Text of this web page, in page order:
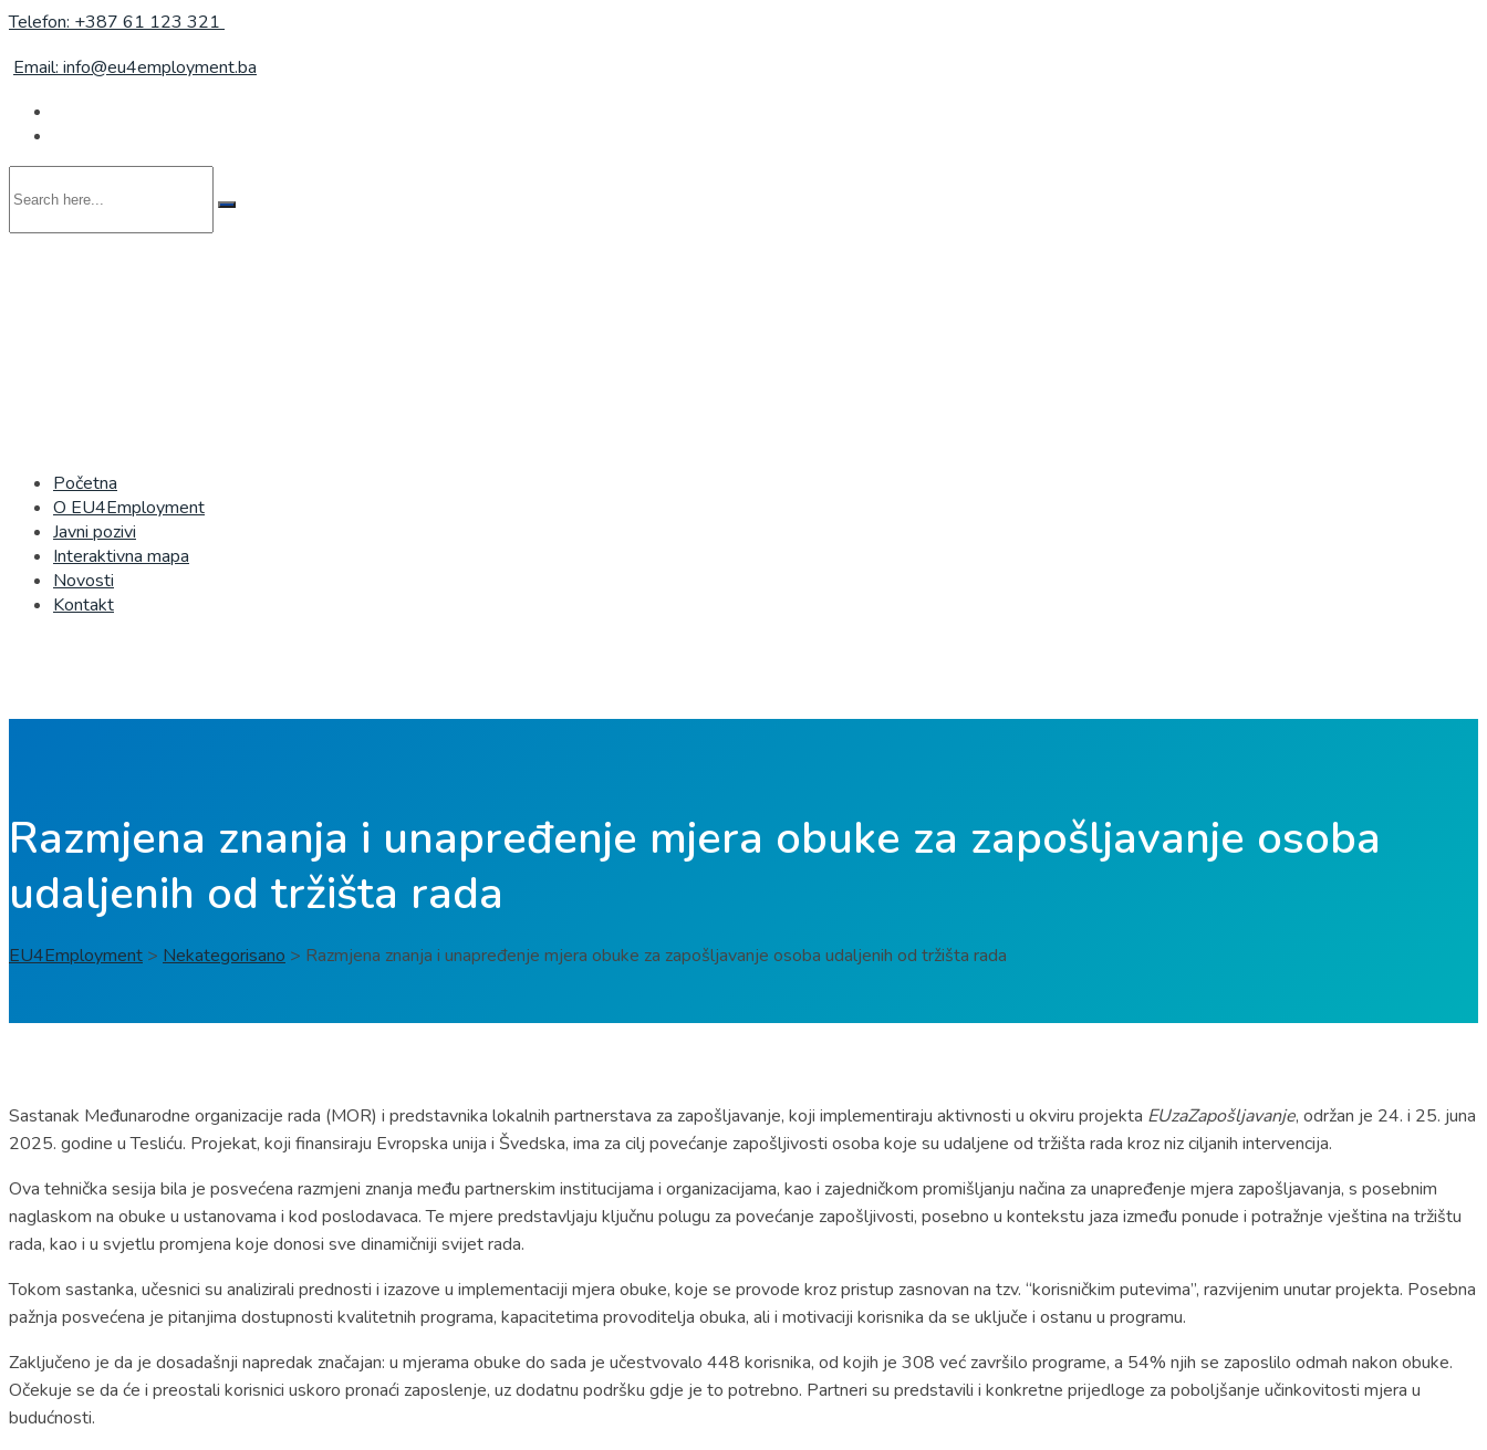
Telefon: +387 61 123 321
Email: info@eu4employment.ba
here...
Početna
O EU4Employment
Javni pozivi
Interaktivna mapa
Novosti
Kontakt
Razmjena znanja i unapređenje mjera obuke za zapošljavanje osoba
udaljenih od tržišta rada
EU4Employment > Nekategorisano > Razmjena znanja i unapređenje mjera obuke za zapošljavanje osoba udaljenih od tržišta rada
Sastanak Međunarodne organizacije rada (MOR) i predstavnika lokalnih partnerstava za zapošljavanje, koji implementiraju aktivnosti u okviru projekta EUzaZapošljavanje, održan je 24. i 25. juna
2025. godine u Tesliću. Projekat, koji finansiraju Evropska unija i Švedska, ima za cilj povećanje zapošljivosti osoba koje su udaljene od tržišta rada kroz niz ciljanih intervencija.
Ova tehnička sesija bila je posvećena razmjeni znanja među partnerskim institucijama i organizacijama, kao i zajedničkom promišljanju načina za unapređenje mjera zapošljavanja, s posebnim
naglaskom na obuke u ustanovama i kod poslodavaca. Te mjere predstavljaju ključnu polugu za povećanje zapošljivosti, posebno u kontekstu jaza između ponude i potražnje vještina na tržištu
rada, kao i u svjetlu promjena koje donosi sve dinamičniji svijet rada.
Tokom sastanka, učesnici su analizirali prednosti i izazove u implementaciji mjera obuke, koje se provode kroz pristup zasnovan na tzv. “korisničkim putevima”, razvijenim unutar projekta. Posebna
pažnja posvećena je pitanjima dostupnosti kvalitetnih programa, kapacitetima provoditelja obuka, ali i motivaciji korisnika da se uključe i ostanu u programu.
Zaključeno je da je dosadašnji napredak značajan: u mjerama obuke do sada je učestvovalo 448 korisnika, od kojih je 308 već završilo programe, a 54% njih se zaposlilo odmah nakon obuke.
Očekuje se da će i preostali korisnici uskoro pronaći zaposlenje, uz dodatnu podršku gdje je to potrebno. Partneri su predstavili i konkretne prijedloge za poboljšanje učinkovitosti mjera u
budućnosti.